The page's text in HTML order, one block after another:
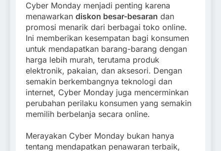
Cyber Monday menjadi penting karena
menawarkan diskon besar-besaran dan
promosi menarik dari berbagai toko online.
Ini memberikan kesempatan bagi konsumen
untuk mendapatkan barang-barang dengan
harga lebih murah, terutama produk
elektronik, pakaian, dan aksesori. Dengan
semakin berkembangnya teknologi dan
internet, Cyber Monday juga mencerminkan
perubahan perilaku konsumen yang semakin
memilih berbelanja secara online.
Merayakan Cyber Monday bukan hanya
tentang mendapatkan penawaran terbaik,